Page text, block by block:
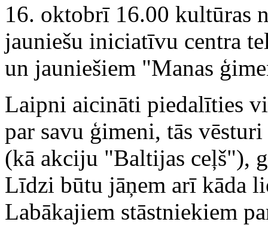
16. oktobrī 16.00 kultūras
jauniešu iniciatīvu centra
un jauniešiem "Manas
Laipni aicināti piedalīties
par savu ģimeni, tās
(kā akciju "Baltijas ceļš"),
Līdzi būtu jāņem arī kāda
Labākajiem stāstniekiem